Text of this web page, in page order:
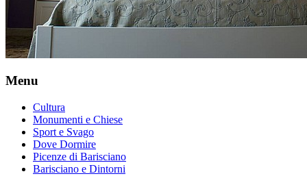
Menu
Cultura
Monumenti e Chiese
Sport e Svago
Dove Dormire
Picenze di Barisciano
Barisciano e Dintorni